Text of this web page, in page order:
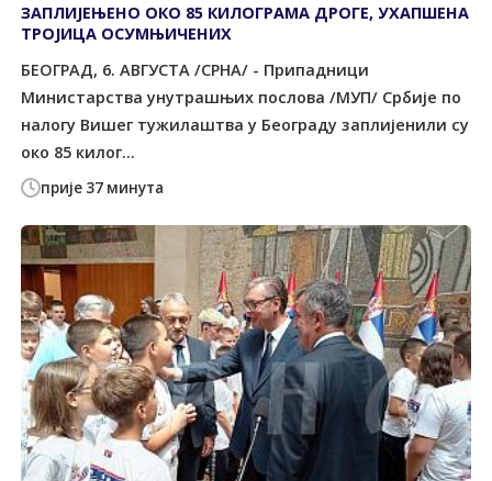
прије 37 минута
ЗАПЛИЈЕЊЕНО ОКО 85 КИЛОГРАМА ДРОГЕ, УХАПШЕНА
ТРОЈИЦА ОСУМЊИЧЕНИХ
БЕОГРАД, 6. АВГУСТА /СРНА/ - Припадници
Министарства унутрашњих послова /МУП/ Србије по
налогу Вишег тужилаштва у Београду заплијенили су
око 85 килог...